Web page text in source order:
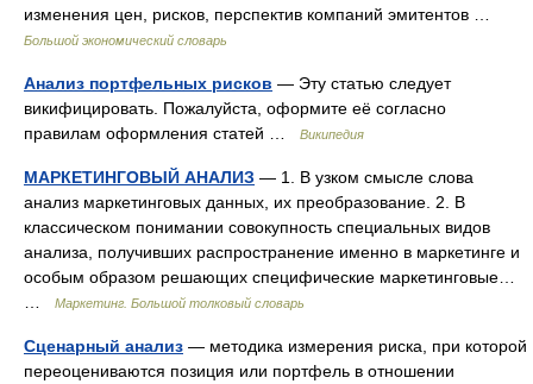
изменения цен, рисков, перспектив компаний эмитентов …
Большой экономический словарь
Анализ портфельных рисков — Эту статью следует
викифицировать. Пожалуйста, оформите её согласно
правилам оформления статей …
Википедия
МАРКЕТИНГОВЫЙ АНАЛИЗ — 1. В узком смысле слова
анализ маркетинговых данных, их преобразование. 2. В
классическом понимании совокупность специальных видов
анализа, получивших распространение именно в маркетинге и
особым образом решающих специфические маркетинговые…
Маркетинг. Большой толковый словарь
Сценарный анализ — методика измерения риска, при которой
переоцениваются позиция или портфель в отношении